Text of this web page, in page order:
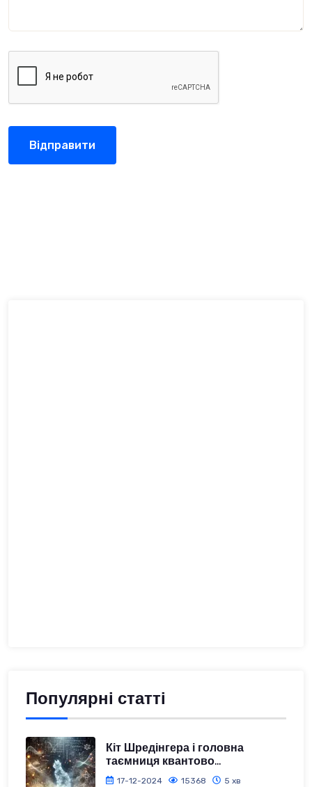
Відправити
Популярні статті
Кіт Шредінгера і головна
таємниця квантово...
17-12-2024 15368
5 хв